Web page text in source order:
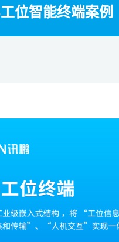
位智能终端案例